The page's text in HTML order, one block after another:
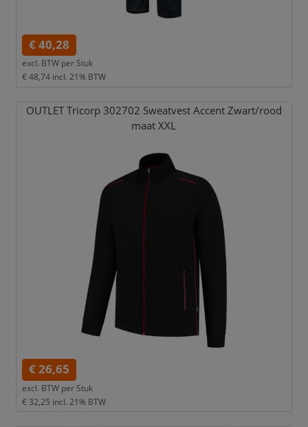
€ 40,28
excl. BTW per Stuk
€ 48,74 incl. 21% BTW
OUTLET Tricorp 302702 Sweatvest Accent Zwart/rood
maat XXL
€ 26,65
excl. BTW per Stuk
€ 32,25 incl. 21% BTW